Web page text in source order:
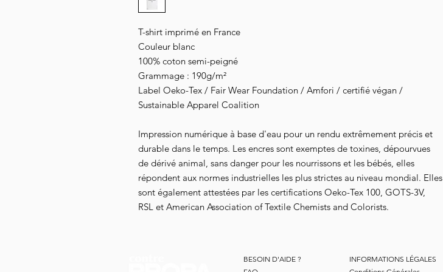
T-shirt imprimé en France
Couleur blanc
100% coton semi-peigné
Grammage : 190g/m²
Label Oeko-Tex / Fair Wear Foundation / Amfori / certifié végan /
Sustainable Apparel Coalition
Impression numérique à base d'eau pour un rendu extrêmement précis et
durable dans le temps. Les encres sont exemptes de toxines, dépourvues
de dérivé animal, sans danger pour les nourrissons et les bébés, elles
répondent aux normes industrielles les plus strictes au niveau mondial. Elles
sont également attestées par les certifications Oeko-Tex 100, GOTS-3V,
RSL et American Association of Textile Chemists and Colorists.
BESOIN D'AIDE ?
INFORMATIONS LÉGALES